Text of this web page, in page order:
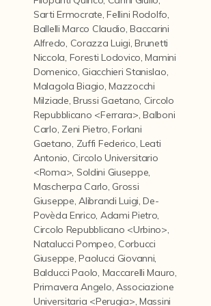
Sarti Ermocrate ,Fellini Rodolfo
Ballelli Marco Claudio ,Baccarini
Alfredo Corazza Luigi ,Brunetti
Niccola Foresti Lodovico ,Mamini
Domenico Giacchieri Stanislao
Malagola Biagio ,Mazzocchi
Milziade ,Brussi Gaetano Circolo
Repubblicano <Ferrara> ,Balboni
Carlo Zeni Pietro ,Forlani
Gaetano Zuffi Federico ,Leati
Antonio Circolo Universitario
<Roma> Soldini Giuseppe
Mascherpa Carlo Grossi
Giuseppe Alibrandi Luigi ,De-
Povèda Enrico Adami Pietro
Circolo Repubblicano <Urbino>
Natalucci Pompeo Corbucci
Giuseppe ,Paolucci Giovanni
Balducci Paolo Maccarelli Mauro
Primavera Angelo Associazione
Universitaria <Perugia> ,Massini